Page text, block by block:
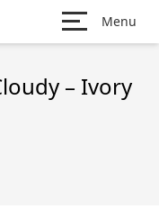
Menu
– Ivory